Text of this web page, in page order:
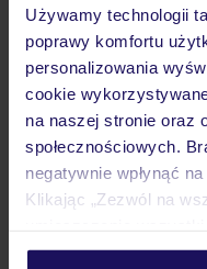
Używamy technologii
poprawy komfortu
personalizowania
cookie
na naszej stronie oraz
społecznościowych.
negatywnie wpłynąć
Klikając „Zezwól na
personalizować swój
Opinie
Pokoje
Wyżywienie